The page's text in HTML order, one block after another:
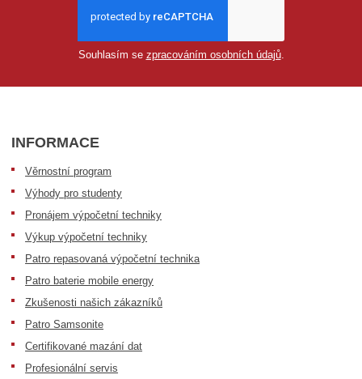
Souhlasím se zpracováním osobních údajů.
INFORMACE
Věrnostní program
Výhody pro studenty
Pronájem výpočetní techniky
Výkup výpočetní techniky
Patro repasovaná výpočetní technika
Patro baterie mobile energy
Zkušenosti našich zákazníků
Patro Samsonite
Certifikované mazání dat
Profesionální servis